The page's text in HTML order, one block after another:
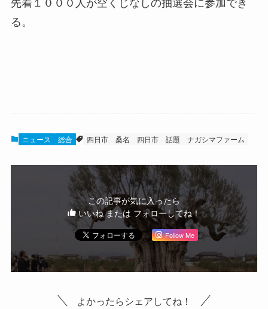
る。
ニュース 総合 四日市 桑名 四日市 話題 ナガシマファーム
この記事が気に入ったら
いいね または フォローしてね！
Follow Me
よかったらシェアしてね！